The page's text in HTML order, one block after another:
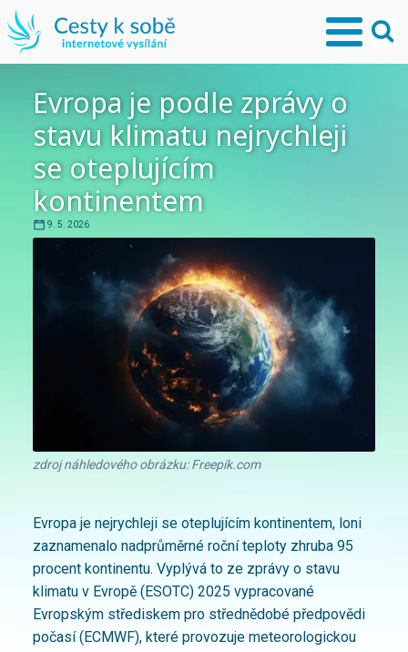
Evropa je podle zprávy o
stavu klimatu nejrychleji
se oteplujícím
kontinentem
9. 5. 2026
zdroj náhledového obrázku: Freepik.com
Evropa je nejrychleji se oteplujícím kontinentem, loni
zaznamenalo nadprůměrné roční teploty zhruba 95
procent kontinentu. Vyplývá to ze zprávy o stavu
klimatu v Evropě (ESOTC) 2025 vypracované
Evropským střediskem pro střednědobé předpovědi
počasí (ECMWF), které provozuje meteorologickou